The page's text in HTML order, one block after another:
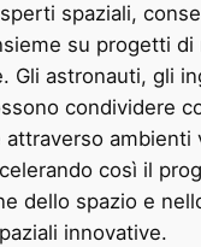
spaziali,
su progetti di
Gli astronauti, gli
condividere
ambienti
così il
dello spazio e
innovative.